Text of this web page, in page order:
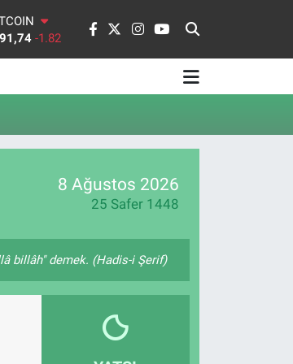
-1.82
0.198 Ağustos 2026
25 Safer 1448
billâh" demek. (Hadis-i Şerif)